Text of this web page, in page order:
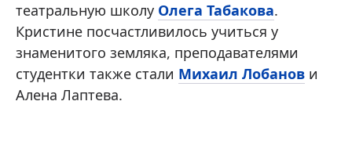
театральную школу Олега Табакова.
Кристине посчастливилось учиться у
знаменитого земляка, преподавателями
студентки также стали Михаил Лобанов и
Алена Лаптева.